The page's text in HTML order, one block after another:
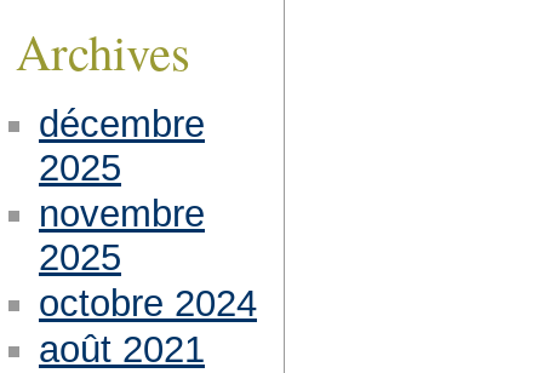
Archives
décembre
2025
novembre
2025
octobre 2024
août 2021